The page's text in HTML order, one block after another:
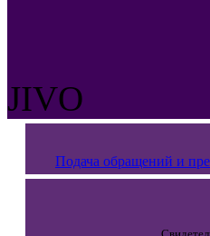
JIVO
Подача обращений и